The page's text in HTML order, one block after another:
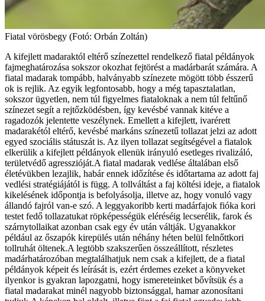
Fiatal vörösbegy (Fotó: Orbán Zoltán)
A kifejlett madaraktól eltérő színezettel rendelkező fiatal példányok
fajmeghatározása sokszor okozhat fejtörést a madárbarát számára. A
fiatal madarak tompább, halványabb színezete mögött több ésszerű
ok is rejlik. Az egyik legfontosabb, hogy a még tapasztalatlan,
sokszor ügyetlen, nem túl figyelmes fiataloknak a nem túl feltűnő
színezet segít a rejtőzködésben, így kevésbé vannak kitéve a
ragadozók jelentette veszélynek. Emellett a kifejlett, ivarérett
madarakétól eltérő, kevésbé markáns színezetű tollazat jelzi az adott
egyed szociális státuszát is. Az ilyen tollazat segítségével a fiatalok
elkerülik a kifejlett példányok ellenük irányuló esetleges rivalizáló,
területvédő agresszióját.A fiatal madarak vedlése általában első
életévükben lezajlik, habár ennek időzítése és időtartama az adott faj
vedlési stratégiájától is függ. A tollváltást a faj költési ideje, a fiatalok
kikelésének időpontja is befolyásolja, illetve az, hogy vonuló vagy
állandó fajról van-e szó. A leggyakoribb kerti madárfajok fióka kori
testet fedő tollazatukat röpképességük eléréséig lecserélik, farok és
szárnytollaikat azonban csak egy év után váltják. Ugyanakkor
például az őszapók kirepülés után néhány héten belül felnőttkori
tollruhát öltenek.A legtöbb szakszerűen összeállított, részletes
madárhatározóban megtalálhatjuk nem csak a kifejlett, de a fiatal
példányok képeit és leírását is, ezért érdemes ezeket a könyveket
ilyenkor is gyakran lapozgatni, hogy ismereteinket bővítsük és a
fiatal madarakat minél nagyobb biztonsággal, hamar azonosítani